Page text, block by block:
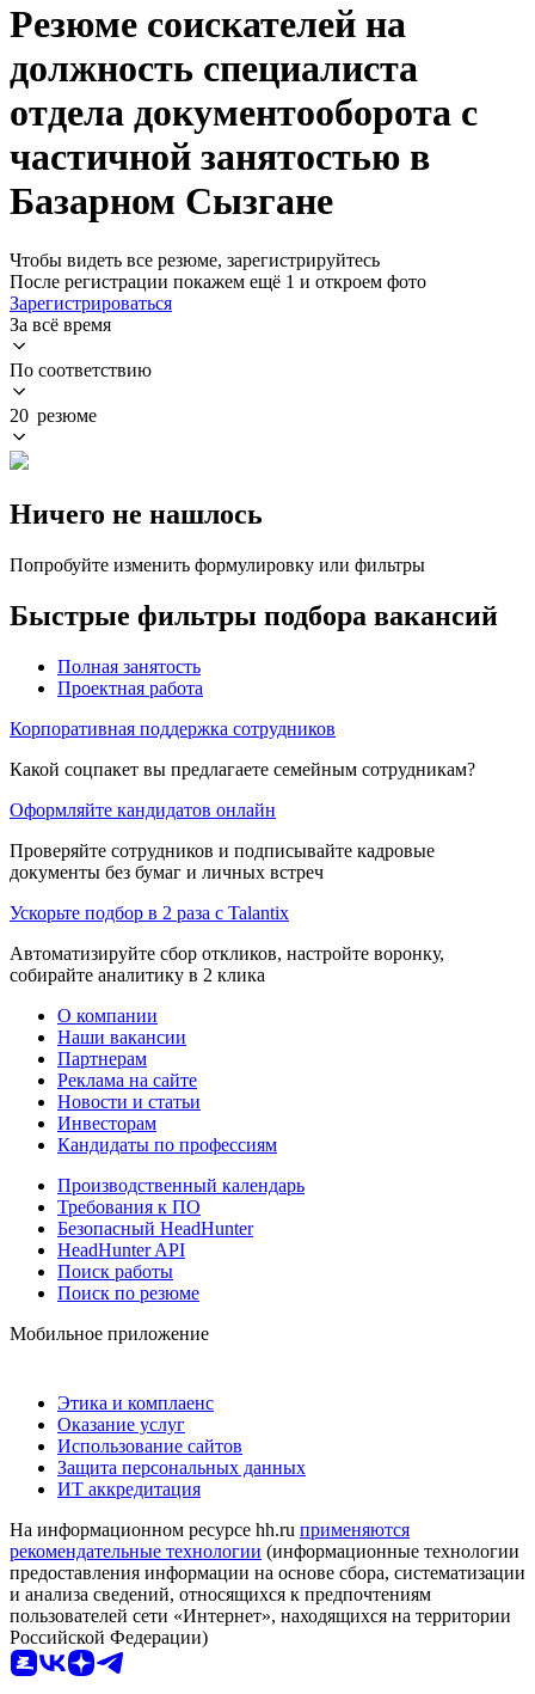
Резюме соискателей на
должность специалиста
отдела документооборота с
частичной занятостью в
Базарном Сызгане
Чтобы видеть все резюме, зарегистрируйтесь
После регистрации покажем ещё 1 и откроем фото
Зарегистрироваться
За всё время
По соответствию
20 резюме
Ничего не нашлось
Попробуйте изменить формулировку или фильтры
Быстрые фильтры подбора вакансий
Полная занятость
Проектная работа
Корпоративная поддержка сотрудников
Какой соцпакет вы предлагаете семейным сотрудникам?
Оформляйте кандидатов онлайн
Проверяйте сотрудников и подписывайте кадровые
документы без бумаг и личных встреч
Ускорьте подбор в 2 раза с Talantix
Автоматизируйте сбор откликов, настройте воронку,
собирайте аналитику в 2 клика
О компании
Наши вакансии
Партнерам
Реклама на сайте
Новости и статьи
Инвесторам
Кандидаты по профессиям
Производственный календарь
Требования к ПО
Безопасный HeadHunter
HeadHunter API
Поиск работы
Поиск по резюме
Мобильное приложение
Этика и комплаенс
Оказание услуг
Использование сайтов
Защита персональных данных
ИТ аккредитация
На информационном ресурсе hh.ru применяются
рекомендательные технологии (информационные технологии
предоставления информации на основе сбора, систематизации
и анализа сведений, относящихся к предпочтениям
пользователей сети «Интернет», находящихся на территории
Российской Федерации)